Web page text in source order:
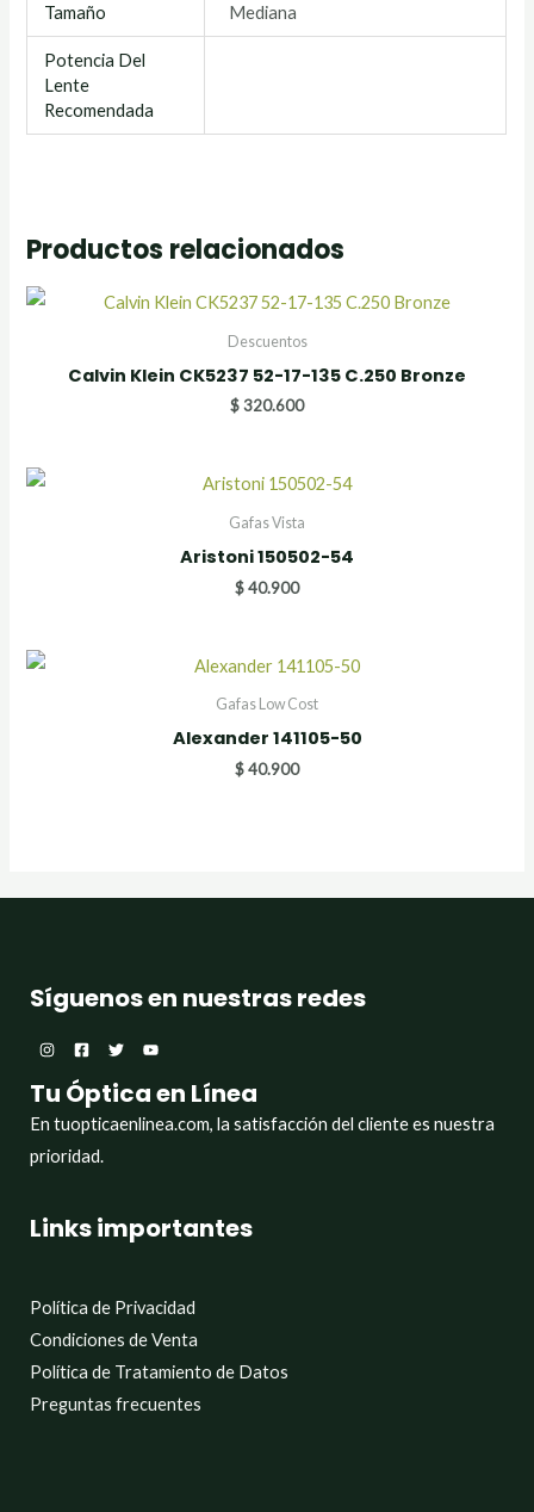
Tamaño Mediana
Potencia Del
Lente
Recomendada
Productos relacionados
Descuentos
Calvin Klein CK5237 52-17-135 C.250 Bronze
$320.600
Gafas Vista
Aristoni 150502-54
$40.900
Gafas Low Cost
Alexander 141105-50
$40.900
Síguenos en nuestras redes
Tu Óptica en Línea
En tuopticaenlinea.com, la satisfacción del cliente es nuestra
prioridad.
Links importantes
Política de Privacidad
Condiciones de Venta
Política de Tratamiento de Datos
Preguntas frecuentes